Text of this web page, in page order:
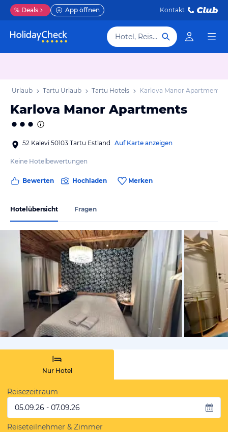
% Deals App öffnen Kontakt
Hotel, Reiseziel
Urlaub Tartu Urlaub Tartu Hotels Karlova Manor Apartments
Karlova Manor Apartments
52 Kalevi 50103 Tartu Estland Auf Karte anzeigen
Keine Hotelbewertungen
Bewerten Hochladen Merken
Hotelübersicht Fragen
von
Nur Hotel
Reisezeitraum
05.09.26 - 07.09.26
Reiseteilnehmer & Zimmer